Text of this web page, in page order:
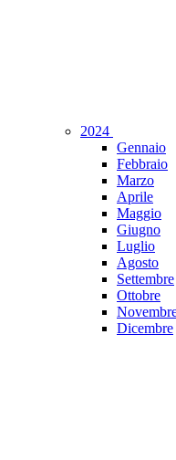
2024
Gennaio
Febbraio
Marzo
Aprile
Maggio
Giugno
Luglio
Agosto
Settembre
Ottobre
Dicembre